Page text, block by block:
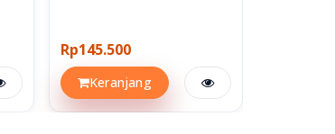
Rp145.500
Keranjang